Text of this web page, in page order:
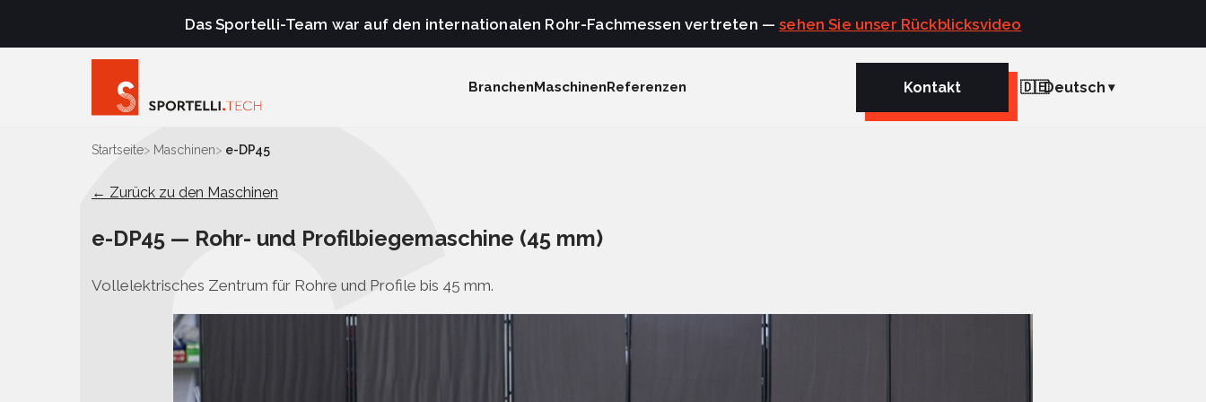
Das Sportelli-Team war auf den internationalen Rohr-Fachmessen vertreten —sehen Sie unser Rückblicksvideo
BranchenMaschinenReferenzen Kontakt 🇩🇪Deutsch
Startseite Maschinen e-DP45
← Zurück zu den Maschinen
e-DP45 — Rohr- und Profilbiegemaschine (45 mm)
Vollelektrisches Zentrum für Rohre und Profile bis 45 mm.